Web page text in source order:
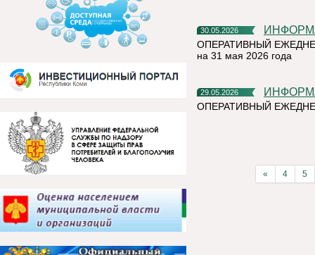
30.05.2026
ОПЕРАТИВНЫЙ
на 31 мая 2026 года
29.05.2026
ОПЕРАТИВНЫЙ
« 4 5